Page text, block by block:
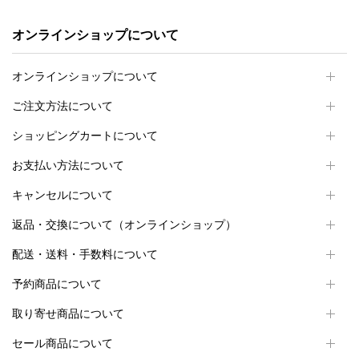
オンラインショップについて
オンラインショップについて
ご注文方法について
ショッピングカートについて
お支払い方法について
キャンセルについて
返品・交換について（オンラインショップ）
配送・送料・手数料について
予約商品について
取り寄せ商品について
セール商品について